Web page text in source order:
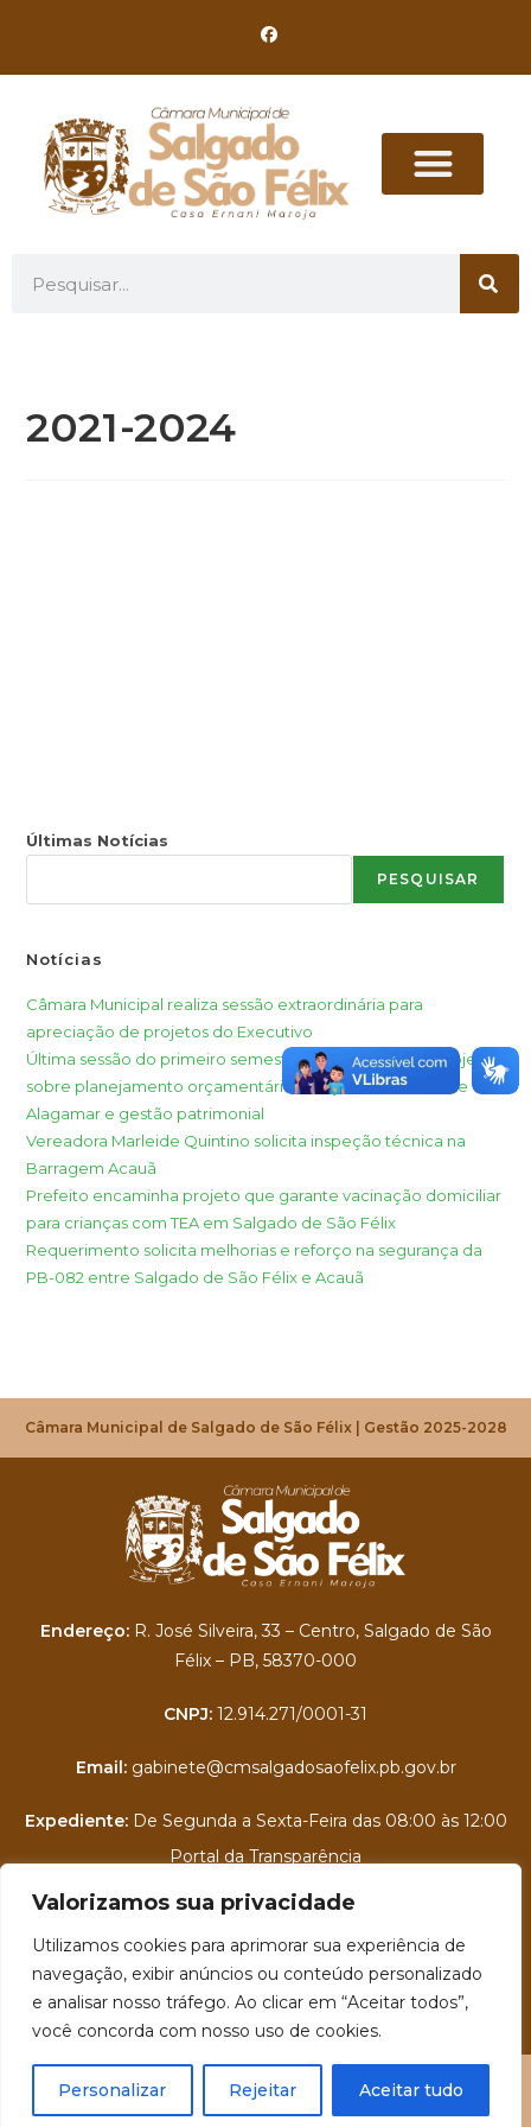
Valorizamos sua privacidade
Utilizamos cookies para aprimorar sua experiência de
navegação, exibir anúncios ou conteúdo personalizado
e analisar nosso tráfego. Ao clicar em “Aceitar todos”,
você concorda com nosso uso de cookies.
Personalizar Rejeitar Aceitar tudo
2021-2024
Últimas Notícias
PESQUISAR
Notícias
Câmara Municipal realiza sessão extraordinária para
apreciação de projetos do Executivo
Última sessão do primeiro semestre de 2026 aprecia projetos
sobre planejamento orçamentário, criação do Distrito de
Alagamar e gestão patrimonial
Vereadora Marleide Quintino solicita inspeção técnica na
Barragem Acauã
Prefeito encaminha projeto que garante vacinação domiciliar
para crianças com TEA em Salgado de São Félix
Requerimento solicita melhorias e reforço na segurança da
PB-082 entre Salgado de São Félix e Acauã
Câmara Municipal de Salgado de São Félix | Gestão 2025-2028
Endereço: R. José Silveira, 33 – Centro, Salgado de São
Félix – PB, 58370-000
CNPJ: 12.914.271/0001-31
Email: gabinete@cmsalgadosaofelix.pb.gov.br
Expediente: De Segunda a Sexta-Feira das 08:00 às 12:00
Portal da Transparência
Folha de Pagamento
Contra Cheque Online
E-SIC - Serviço Eletrônico de Informações ao Cidadão